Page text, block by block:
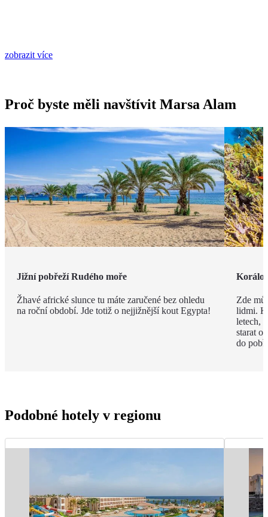
zobrazit více
Proč byste měli navštívit Marsa Alam
Jižní pobřeží Rudého moře
Žhavé africké slunce tu máte zaručené bez ohledu
na roční období. Jde totiž o nejjižnější kout Egypta!
Zde
lidmi. K
letech,
starat o
do
Podobné hotely v regionu